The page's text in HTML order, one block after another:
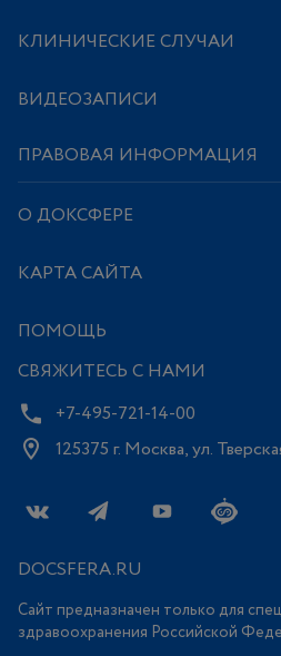
КЛИНИЧЕСКИЕ СЛУЧАИ
ВИДЕОЗАПИСИ
ПРАВОВАЯ ИНФОРМАЦИЯ
О ДОКСФЕРЕ
КАРТА САЙТА
ПОМОЩЬ
СВЯЖИТЕСЬ С НАМИ
+7-495-721-14-00
125375 г. Москва, ул.
DOCSFERA.RU
Сайт предназначен только для
здравоохранения Российской